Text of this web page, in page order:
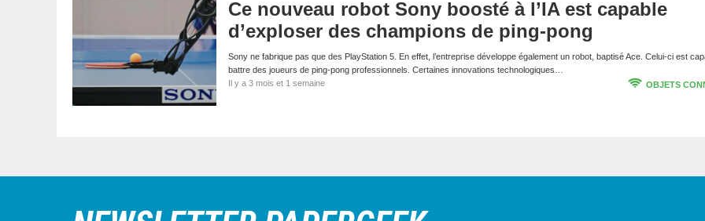
Ce nouveau robot Sony boosté à l’IA est capable
d’exploser des champions de ping-pong
Sony ne fabrique pas que des PlayStation 5. En effet, l’entreprise développe également un robot, baptisé Ace. Celui-ci est
battre des joueurs de ping-pong professionnels. Certaines innovations technologiques…
Il y a 3 mois et 1 semaine
OBJETS